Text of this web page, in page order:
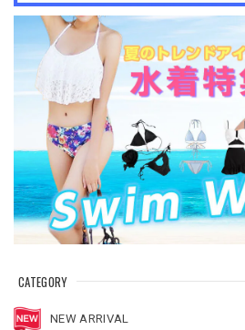
CATEGORY
NEW ARRIVAL